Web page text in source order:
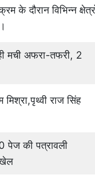
के दौरान विभिन्न
मची अफरा-तफरी, 2
राज सिंह
पेज की पत्रावली
खेल